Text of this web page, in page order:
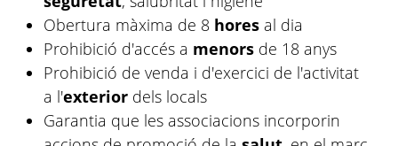
Obertura màxima de 8 hores al dia
Prohibició d'accés a menors de 18 anys
Prohibició de venda i d'exercici de l'activitat
a l'exterior dels locals
Garantia que les associacions incorporin